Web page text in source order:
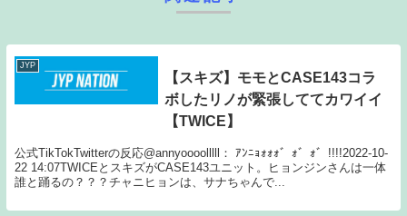
JYP
【スキズ】モモとCASE143コラ
ボしたリノが緊張しててカワイイ
【TWICE】
公式TikTokTwitterの反応@annyoooolllll： ｱﾝﾆｮｫｫｫ゛ｫ゛ｫ゛!!!!2022-10-
22 14:07TWICEとスキズがCASE143ユニット。ヒョンジンさんは一体
誰と踊るの？？？チャニヒョンは、サナちゃんで...